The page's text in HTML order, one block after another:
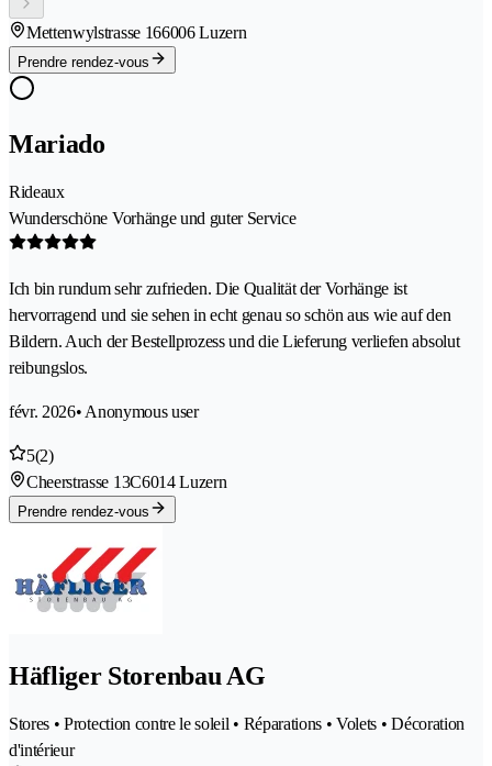
Mettenwylstrasse 166006 Luzern
Prendre rendez-vous
Mariado
Rideaux
Wunderschöne Vorhänge und guter Service
Ich bin rundum sehr zufrieden. Die Qualität der Vorhänge ist
hervorragend und sie sehen in echt genau so schön aus wie auf den
Bildern. Auch der Bestellprozess und die Lieferung verliefen absolut
reibungslos.
févr. 2026• Anonymous user
5(2)
Cheerstrasse 13C6014 Luzern
Prendre rendez-vous
Häfliger Storenbau AG
Stores • Protection contre le soleil • Réparations • Volets • Décoration
d'intérieur